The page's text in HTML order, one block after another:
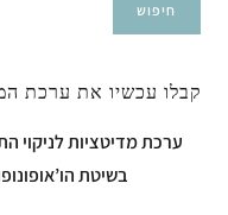
חיפוש
קבלו עכשיו את ערכת
ערכת מדיטציות לניקוי
בשיטת